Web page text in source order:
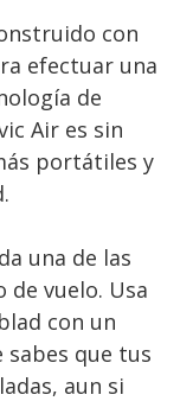
con
efectuar una
de
Air es sin
portátiles y
una de las
de vuelo. Usa
con un
sabes que tus
aun si